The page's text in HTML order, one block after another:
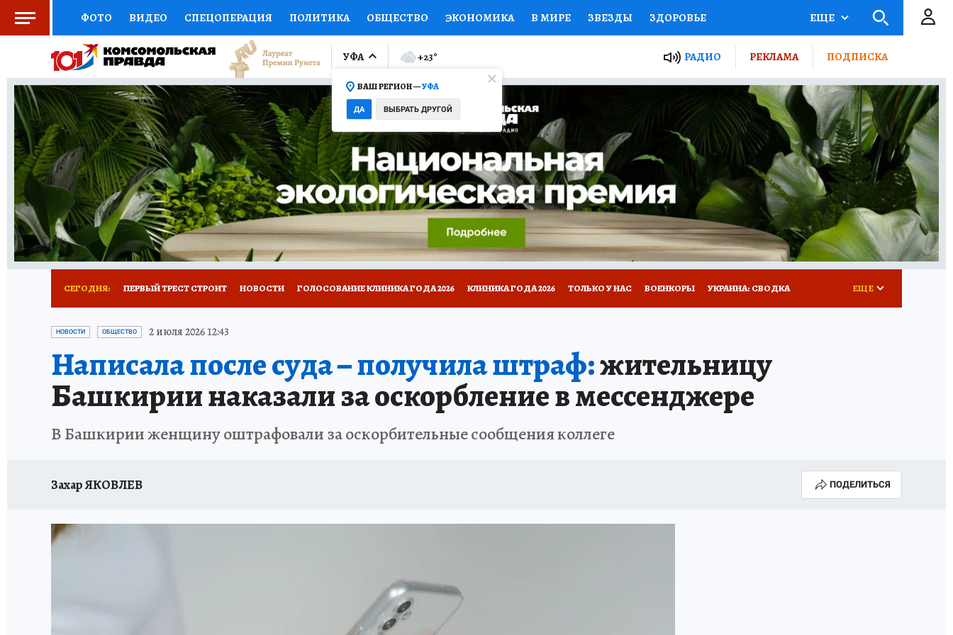
ФОТО ВИДЕО СПЕЦОПЕРАЦИЯ ПОЛИТИКА ОБЩЕСТВО ЭКОНОМИКА В МИРЕ ЗВЕЗДЫ ЗДОРОВЬЕ
СОЦПОДДЕРЖКА НАУКА СПОРТ КОЛУМНИСТЫ ПРОИСШЕСТВИЯ НАЦИОНАЛЬНЫЕ ПРОЕКТЫ РОССИИ
ВЫБОР ЭКСПЕРТОВ ДОКТОР ФИНАНСЫ ОТКРЫВАЕМ МИР СЕМЬЯ ЖЕНСКИЕ СЕКРЕТЫ ПУТЕВОДИТЕЛЬ
КНИЖНАЯ ПОЛКА ПРОГНОЗЫ НА СПОРТ ПРОМОКОДЫ СЕРИАЛЫ СПЕЦПРОЕКТЫ ДЕФИЦИТ ЖЕЛЕЗА ТУРИЗМ
ПРЕСС-ЦЕНТР НЕДВИЖИМОСТЬ ТЕЛЕВИЗОР КОЛЛЕКЦИИ КОНКУРСЫ РАБОТА У НАС ГИД ПОТРЕБИТЕЛЯ ВСЕ О КП
РАДИО КП РЕКЛАМА ТЕСТЫ НОВОЕ НА САЙТЕ
ЕЩЕ
УФА
ВАШ РЕГИОН —УФА
ДА ВЫБРАТЬ ДРУГОЙ
+23° РАДИО РЕКЛАМА ПОДПИСКА
СЕГОДНЯ: ПЕРВЫЙ ТРЕСТ СТРОИТ НОВОСТИ ГОЛОСОВАНИЕ КЛИНИКА ГОДА 2026 КЛИНИКА ГОДА 2026 ТОЛЬКО У НАС ВОЕНКОРЫ УКРАИНА: СВОДКА
КП В МАХ ОТДЫХ В РОССИИ
ЕЩЕ
НОВОСТИ ОБЩЕСТВО 2 июля 2026 12:43
Написала после суда – получила штраф:жительницу
Башкирии наказали за оскорбление в мессенджере
В Башкирии женщину оштрафовали за оскорбительные сообщения коллеге
Захар ЯКОВЛЕВ ПОДЕЛИТЬСЯ